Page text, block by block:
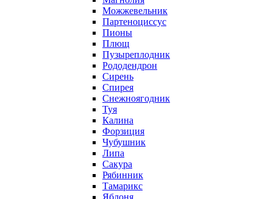
Можжевельник
Партеноциссус
Пионы
Плющ
Пузыреплодник
Рододендрон
Сирень
Спирея
Снежноягодник
Туя
Калина
Форзиция
Чубушник
Липа
Сакура
Рябинник
Тамарикс
Яблоня